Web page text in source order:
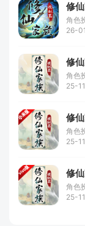
修
角色
26-
修
角色
25-
修
角色
25-
修
角色
25-